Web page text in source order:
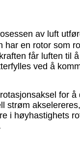
av luft
har en rotor som
får luften til å
ved å
for å
strøm
i høyhastighets